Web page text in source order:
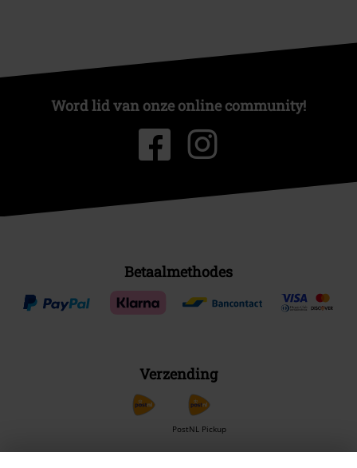
Word lid van onze online community!
Betaalmethodes
Verzending
PostNL Pickup